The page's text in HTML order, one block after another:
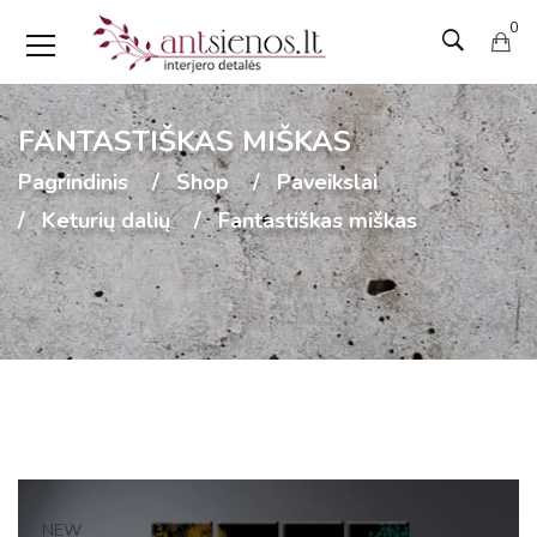
0
FANTASTIŠKAS MIŠKAS
Pagrindinis Shop
Paveikslai
Keturių dalių
Fantastiškas miškas
NEW